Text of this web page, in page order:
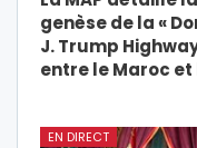
genèse de la «
J. Trump
entre le Maroc
EN DIRECT